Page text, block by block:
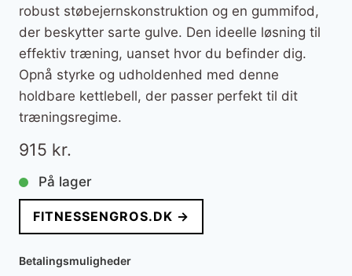
robust støbejernskonstruktion og en gummifod,
der beskytter sarte gulve. Den ideelle løsning til
effektiv træning, uanset hvor du befinder dig.
Opnå styrke og udholdenhed med denne
holdbare kettlebell, der passer perfekt til dit
træningsregime.
915 kr.
På lager
FITNESSENGROS.DK →
Betalingsmuligheder